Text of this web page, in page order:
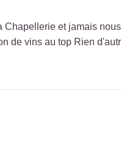
Chapellerie et jamais
de vins au top Rien